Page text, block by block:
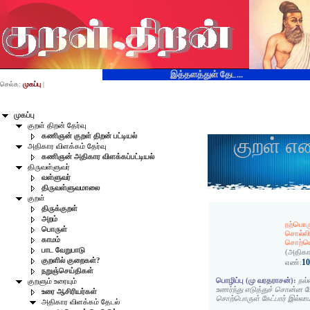
இத்தளத்துள் தேட...
முகப்பு
குறள் திறன் தேர்வு
கணிஞன் குறள் திறன் பட்டியல்
அதிகார விளக்கம் தேர்வு
கணிஞன் அதிகார விளக்கப்பட்டியல்
திருவள்ளுவர்
வள்ளுவர்
திருவள்ளுவமாலை
குறள்
திருக்குறள்
அறம்
பொருள்
காமம்
பாட வேறுபாடு
குறளில் குறைகள்?
நறுஞ்செய்திகள்
குறளும் உரையும்
உரை ஆசிரியர்கள்
அதிகார விளக்கம் தேடல்
செல்க: முகப்பு |
குறள்
எண்:
பொழிப்பு (மு வரதராசன்):
உணர்ந்து எடுத்துச் சொன்ன
சொற்பொருள் கேட்பார்